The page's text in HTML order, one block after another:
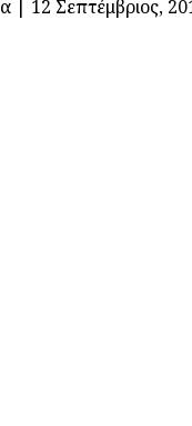
| 12 Σεπτέμβριος,